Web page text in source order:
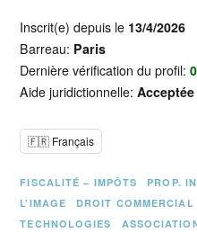
Inscrit(e) depuis le 13/4/2026
Barreau: Paris
Dernière vérification du profil:
Aide juridictionnelle:Acceptée
🇫🇷 Français
FISCALITÉ – IMPÔTS
PROP.
L’IMAGE
DROIT COMMERCIAL
TECHNOLOGIES